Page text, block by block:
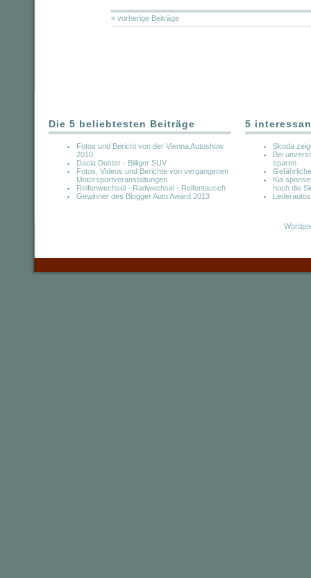
« vorherige Beiträge
Die 5 beliebtesten Beiträge
Fotos und Bericht von der Vienna Autoshow
2010
Dacia Duster - Billiger SUV
Fotos, Videos und Berichte von vergangenen
Motorsportveranstaltungen
Reifenwechsel - Radwechsel - Reifentausch
Gewinner des Blogger Auto Award 2013
5
Skoda
Bei
sparen
Kia
noch die